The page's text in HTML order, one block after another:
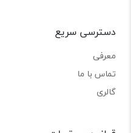
دسترسی سریع
معرفی
تماس با ما
گالری